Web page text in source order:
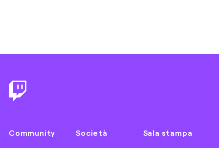
Community Società Sala stampa